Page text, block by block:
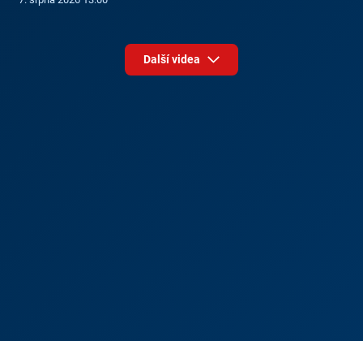
Další videa